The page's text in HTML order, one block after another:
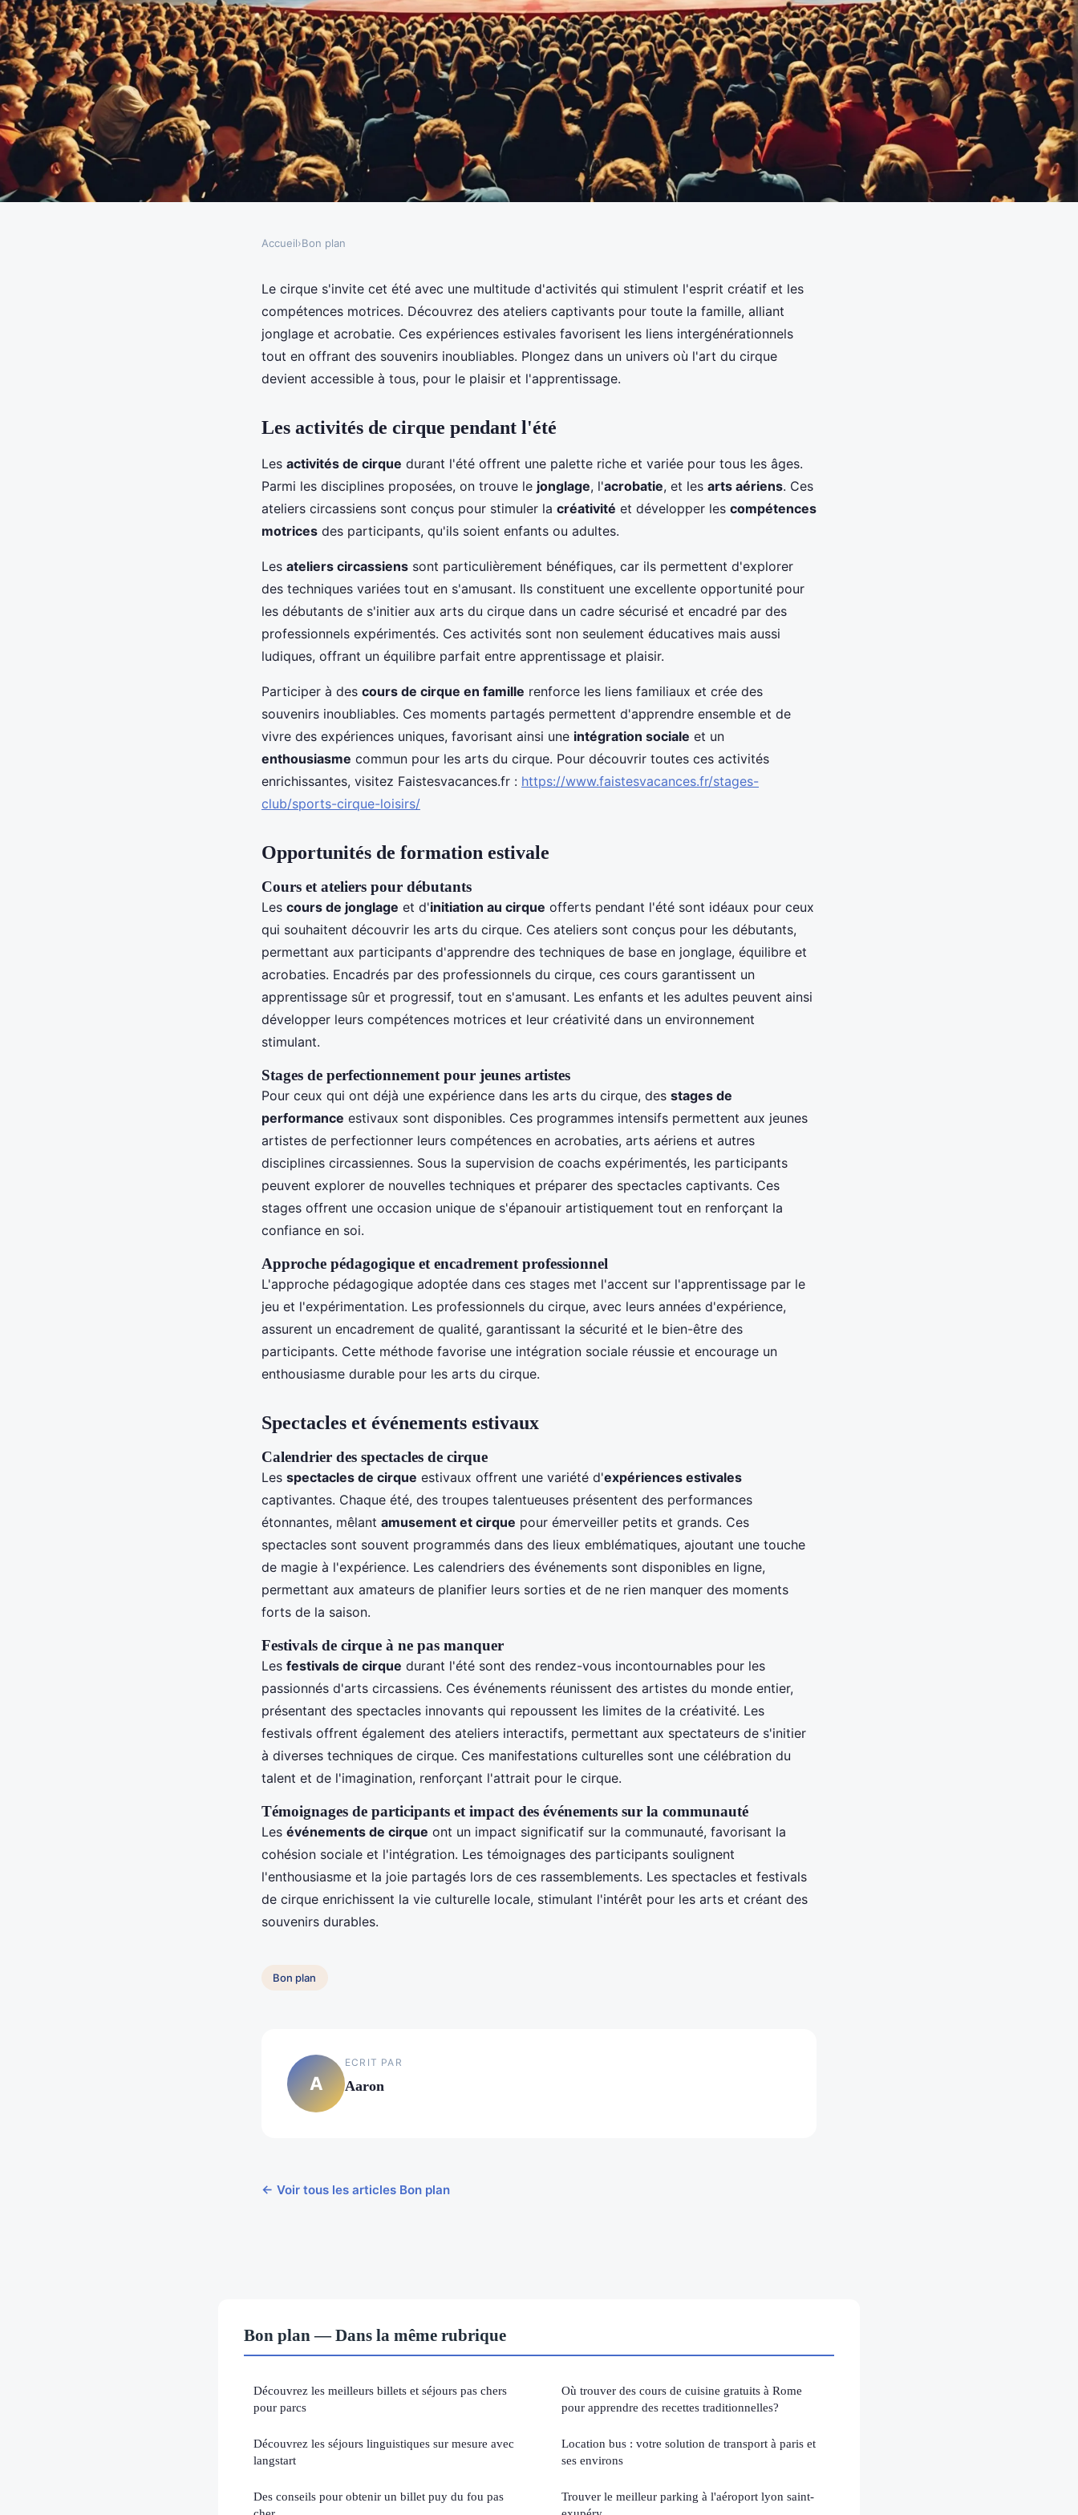
Stage sport : découvrez le cirque et les
activités estivales
Accueil›Bon plan
Le cirque s'invite cet été avec une multitude d'activités qui stimulent l'esprit créatif et les
compétences motrices. Découvrez des ateliers captivants pour toute la famille, alliant
jonglage et acrobatie. Ces expériences estivales favorisent les liens intergénérationnels
tout en offrant des souvenirs inoubliables. Plongez dans un univers où l'art du cirque
devient accessible à tous, pour le plaisir et l'apprentissage.
Les activités de cirque pendant l'été
Les activités de cirque durant l'été offrent une palette riche et variée pour tous les âges.
Parmi les disciplines proposées, on trouve le jonglage, l'acrobatie, et les arts aériens. Ces
ateliers circassiens sont conçus pour stimuler la créativité et développer les compétences
motrices des participants, qu'ils soient enfants ou adultes.
Les ateliers circassiens sont particulièrement bénéfiques, car ils permettent d'explorer
des techniques variées tout en s'amusant. Ils constituent une excellente opportunité pour
les débutants de s'initier aux arts du cirque dans un cadre sécurisé et encadré par des
professionnels expérimentés. Ces activités sont non seulement éducatives mais aussi
ludiques, offrant un équilibre parfait entre apprentissage et plaisir.
Participer à des cours de cirque en famille renforce les liens familiaux et crée des
souvenirs inoubliables. Ces moments partagés permettent d'apprendre ensemble et de
vivre des expériences uniques, favorisant ainsi une intégration sociale et un
enthousiasme commun pour les arts du cirque. Pour découvrir toutes ces activités
enrichissantes, visitez Faistesvacances.fr : https://www.faistesvacances.fr/stages-
club/sports-cirque-loisirs/
Opportunités de formation estivale
Cours et ateliers pour débutants
Les cours de jonglage et d'initiation au cirque offerts pendant l'été sont idéaux pour ceux
qui souhaitent découvrir les arts du cirque. Ces ateliers sont conçus pour les débutants,
permettant aux participants d'apprendre des techniques de base en jonglage, équilibre et
acrobaties. Encadrés par des professionnels du cirque, ces cours garantissent un
apprentissage sûr et progressif, tout en s'amusant. Les enfants et les adultes peuvent ainsi
développer leurs compétences motrices et leur créativité dans un environnement
stimulant.
Stages de perfectionnement pour jeunes artistes
Pour ceux qui ont déjà une expérience dans les arts du cirque, des stages de
performance estivaux sont disponibles. Ces programmes intensifs permettent aux jeunes
artistes de perfectionner leurs compétences en acrobaties, arts aériens et autres
disciplines circassiennes. Sous la supervision de coachs expérimentés, les participants
peuvent explorer de nouvelles techniques et préparer des spectacles captivants. Ces
stages offrent une occasion unique de s'épanouir artistiquement tout en renforçant la
confiance en soi.
Approche pédagogique et encadrement professionnel
L'approche pédagogique adoptée dans ces stages met l'accent sur l'apprentissage par le
jeu et l'expérimentation. Les professionnels du cirque, avec leurs années d'expérience,
assurent un encadrement de qualité, garantissant la sécurité et le bien-être des
participants. Cette méthode favorise une intégration sociale réussie et encourage un
enthousiasme durable pour les arts du cirque.
Spectacles et événements estivaux
Calendrier des spectacles de cirque
Les spectacles de cirque estivaux offrent une variété d'expériences estivales
captivantes. Chaque été, des troupes talentueuses présentent des performances
étonnantes, mêlant amusement et cirque pour émerveiller petits et grands. Ces
spectacles sont souvent programmés dans des lieux emblématiques, ajoutant une touche
de magie à l'expérience. Les calendriers des événements sont disponibles en ligne,
permettant aux amateurs de planifier leurs sorties et de ne rien manquer des moments
forts de la saison.
Festivals de cirque à ne pas manquer
Les festivals de cirque durant l'été sont des rendez-vous incontournables pour les
passionnés d'arts circassiens. Ces événements réunissent des artistes du monde entier,
présentant des spectacles innovants qui repoussent les limites de la créativité. Les
festivals offrent également des ateliers interactifs, permettant aux spectateurs de s'initier
à diverses techniques de cirque. Ces manifestations culturelles sont une célébration du
talent et de l'imagination, renforçant l'attrait pour le cirque.
Témoignages de participants et impact des événements sur la communauté
Les événements de cirque ont un impact significatif sur la communauté, favorisant la
cohésion sociale et l'intégration. Les témoignages des participants soulignent
l'enthousiasme et la joie partagés lors de ces rassemblements. Les spectacles et festivals
de cirque enrichissent la vie culturelle locale, stimulant l'intérêt pour les arts et créant des
souvenirs durables.
Bon plan
A
ECRIT PAR
Aaron
← Voir tous les articles Bon plan
Bon plan — Dans la même rubrique
Découvrez les meilleurs billets et séjours pas chers
pour parcs
Découvrez les séjours linguistiques sur mesure avec
langstart
Des conseils pour obtenir un billet puy du fou pas
Où trouver des cours de cuisine gratuits à Rome
pour apprendre des recettes traditionnelles?
Location bus : votre solution de transport à paris et
ses environs
Trouver le meilleur parking à l'aéroport lyon saint-